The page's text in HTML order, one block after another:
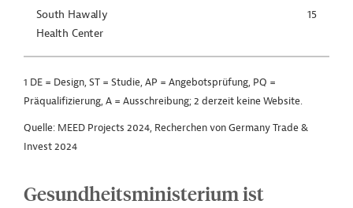
South Hawally
Health Center
15
1 DE = Design, ST = Studie, AP = Angebotsprüfung, PQ =
Präqualifizierung, A = Ausschreibung; 2 derzeit keine Website.
Quelle: MEED Projects 2024, Recherchen von Germany Trade &
Invest 2024
Gesundheitsministerium ist